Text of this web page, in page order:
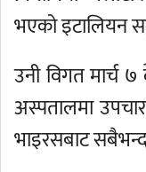
भएको इटालियन
उनी विगत मार्च
अस्पतालमा
भाइरसबाट